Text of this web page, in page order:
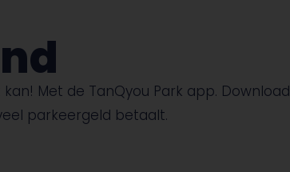
Met de TanQyou Park app. Download
parkeergeld betaalt.